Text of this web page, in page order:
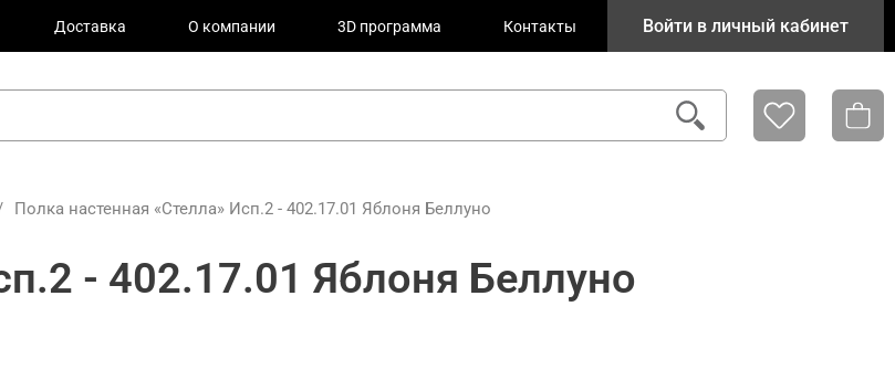
Доставка О компании 3D программа Контакты Войти в личный кабинет
Полка настенная «Стелла» Исп.2 - 402.17.01 Яблоня Беллуно
- 402.17.01 Яблоня Беллуно